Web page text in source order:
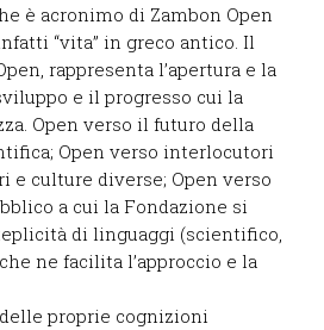
è acronimo di Zambon Open
“vita” in greco antico. Il
rappresenta l’apertura e la
e il progresso cui la
Open verso il futuro della
Open verso interlocutori
e culture diverse; Open verso
a cui la Fondazione si
di linguaggi (scientifico,
ne facilita l’approccio e la
delle proprie cognizioni